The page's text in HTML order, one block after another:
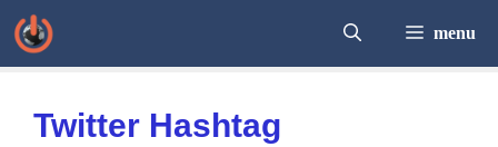
İçeriğe
atla
menu
Twitter Hashtag